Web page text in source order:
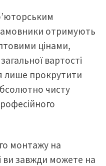
отримують
цінами,
вартості
лише прокрутити
чисту
монтажу на
ви завжди можете на